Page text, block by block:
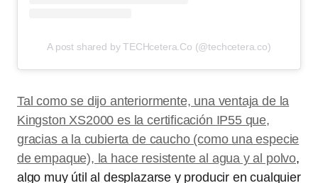
A post shared by TECHcetera.Co (@techcetera.co)
Tal como se dijo anteriormente, una ventaja de la
Kingston XS2000 es la certificación IP55 que,
gracias a la cubierta de caucho (como una especie
de empaque), la hace resistente al agua y al polvo,
algo muy útil al desplazarse y producir en cualquier